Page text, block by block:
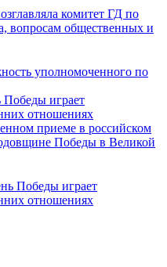
комитет ГД по
вопросам общественных и
играет
отношениях
приеме в российском
Победы в Великой